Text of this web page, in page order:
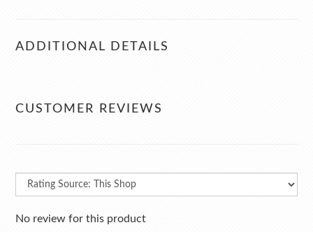
ADDITIONAL DETAILS
CUSTOMER REVIEWS
No review for this product